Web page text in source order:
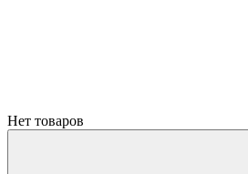
Нет товаров